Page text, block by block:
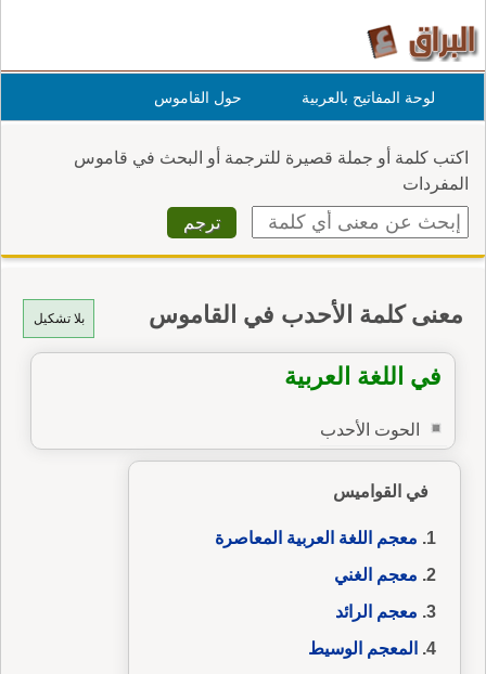
لوحة المفاتيح بالعربية حول القاموس
اكتب كلمة أو جملة قصيرة للترجمة أو البحث في قاموس
المفردات
بلا تشكيل معنى كلمة الأحدب في القاموس
في اللغة العربية
الحوت الأحدب
في القواميس
معجم اللغة العربية المعاصرة
معجم الغني
معجم الرائد
المعجم الوسيط